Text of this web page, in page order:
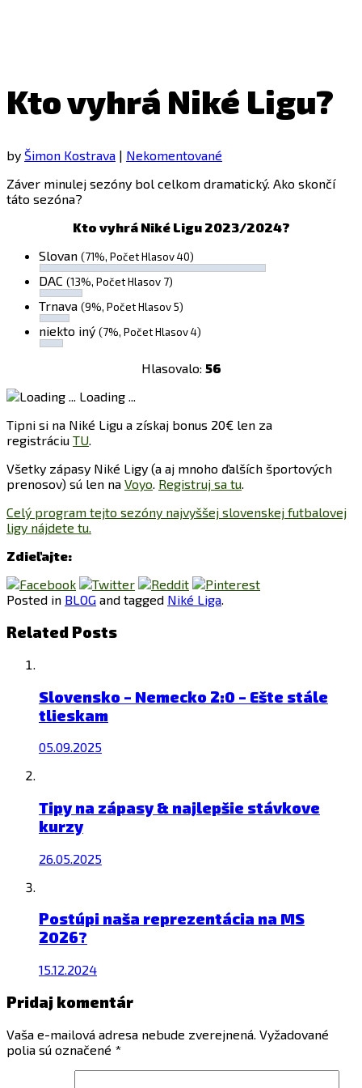
Kto vyhrá Niké Ligu?
by Šimon Kostrava | Nekomentované
Záver minulej sezóny bol celkom dramatický. Ako skončí
táto sezóna?
Kto vyhrá Niké Ligu 2023/2024?
Slovan (71%, Počet Hlasov 40)
DAC (13%, Počet Hlasov 7)
Trnava (9%, Počet Hlasov 5)
niekto iný (7%, Počet Hlasov 4)
Hlasovalo: 56
Loading ...
Tipni si na Niké Ligu a získaj bonus 20€ len za
registráciu TU.
Všetky zápasy Niké Ligy (a aj mnoho ďalších športových
prenosov) sú len na Voyo. Registruj sa tu.
Celý program tejto sezóny najvyššej slovenskej futbalovej
ligy nájdete tu.
Zdieľajte:
Posted in BLOG and tagged Niké Liga.
Related Posts
Slovensko – Nemecko 2:0 – Ešte stále
tlieskam
05.09.2025
Tipy na zápasy & najlepšie stávkove
kurzy
26.05.2025
Postúpi naša reprezentácia na MS
2026?
15.12.2024
Pridaj komentár
Vaša e-mailová adresa nebude zverejnená. Vyžadované
polia sú označené *